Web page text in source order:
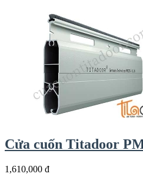
Cửa cuốn Titadoor
1,610,000 đ